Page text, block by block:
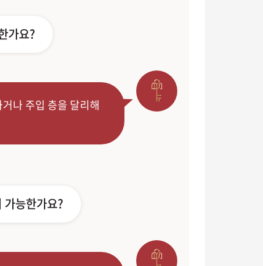
가요?
나 주입 층을 달리해
능한가요?